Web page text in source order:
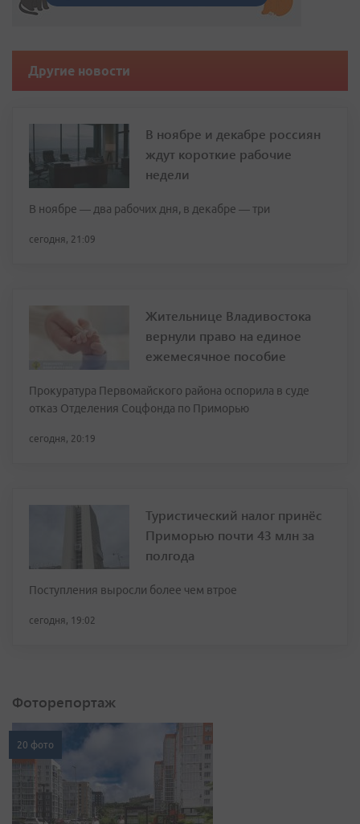
Другие новости
В ноябре и декабре россиян
ждут короткие рабочие
недели
В ноябре — два рабочих дня, в декабре — три
сегодня, 21:09
Жительнице Владивостока
вернули право на единое
ежемесячное пособие
Прокуратура Первомайского района оспорила в суде
отказ Отделения Соцфонда по Приморью
сегодня, 20:19
Туристический налог принёс
Приморью почти 43 млн за
полгода
Поступления выросли более чем втрое
сегодня, 19:02
Фоторепортаж
20 фото